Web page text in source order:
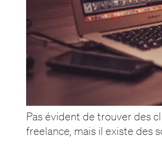
Pas évident de trouver des
freelance, mais il existe des